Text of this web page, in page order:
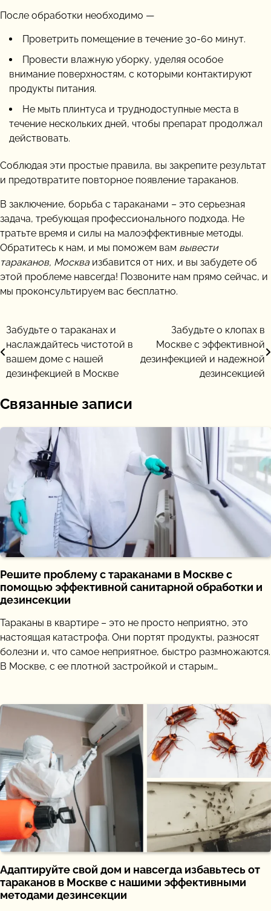
После обработки необходимо —
Проветрить помещение в течение 30-60 минут.
Провести влажную уборку, уделяя особое
внимание поверхностям, с которыми контактируют
продукты питания.
Не мыть плинтуса и труднодоступные места в
течение нескольких дней, чтобы препарат продолжал
действовать.
Соблюдая эти простые правила, вы закрепите результат
и предотвратите повторное появление тараканов.
В заключение, борьба с тараканами – это серьезная
задача, требующая профессионального подхода. Не
тратьте время и силы на малоэффективные методы.
Обратитесь к нам, и мы поможем вам вывести
тараканов, Москва избавится от них, и вы забудете об
этой проблеме навсегда! Позвоните нам прямо сейчас, и
мы проконсультируем вас бесплатно.
Навигация
по
записям
Забудьте о тараканах и
наслаждайтесь чистотой в
вашем доме с нашей
дезинфекцией в Москве
Забудьте о клопах в
Москве с эффективной
дезинфекцией и надежной
дезинсекцией
Связанные записи
Решите проблему с тараканами в Москве с
помощью эффективной санитарной обработки и
дезинсекции
Тараканы в квартире – это не просто неприятно, это
настоящая катастрофа. Они портят продукты, разносят
болезни и, что самое неприятное, быстро размножаются.
В Москве, с ее плотной застройкой и старым…
Адаптируйте свой дом и навсегда избавьтесь от
тараканов в Москве с нашими эффективными
методами дезинсекции